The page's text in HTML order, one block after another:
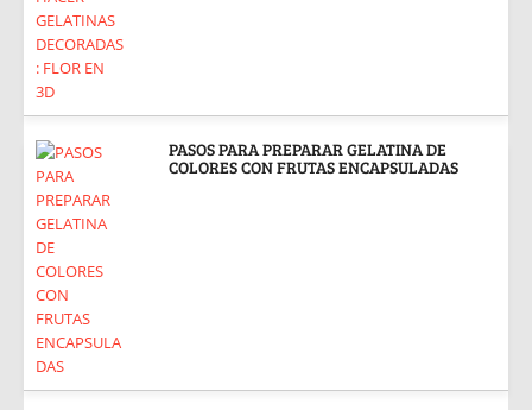
PASOS PARA PREPARAR GELATINA DE
COLORES CON FRUTAS ENCAPSULADAS